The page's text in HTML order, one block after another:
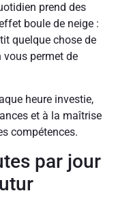
prend des
boule de neige :
quelque chose de
vous permet de
heure investie,
et à la maîtrise
compétences.
par jour